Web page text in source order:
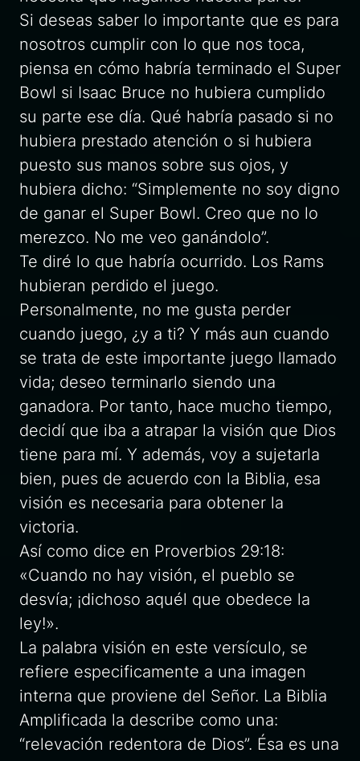
Si deseas saber lo importante que es para
nosotros cumplir con lo que nos toca,
piensa en cómo habría terminado el Super
Bowl si Isaac Bruce no hubiera cumplido
su parte ese día. Qué habría pasado si no
hubiera prestado atención o si hubiera
puesto sus manos sobre sus ojos, y
hubiera dicho: “Simplemente no soy digno
de ganar el Super Bowl. Creo que no lo
merezco. No me veo ganándolo”.
Te diré lo que habría ocurrido. Los Rams
hubieran perdido el juego.
Personalmente, no me gusta perder
cuando juego, ¿y a ti? Y más aun cuando
se trata de este importante juego llamado
vida; deseo terminarlo siendo una
ganadora. Por tanto, hace mucho tiempo,
decidí que iba a atrapar la visión que Dios
tiene para mí. Y además, voy a sujetarla
bien, pues de acuerdo con la Biblia, esa
visión es necesaria para obtener la
victoria.
Así como dice en Proverbios 29:18:
«Cuando no hay visión, el pueblo se
desvía; ¡dichoso aquél que obedece la
ley!».
La palabra visión en este versículo, se
refiere especificamente a una imagen
interna que proviene del Señor. La Biblia
Amplificada la describe como una:
“relevación redentora de Dios”. Ésa es una